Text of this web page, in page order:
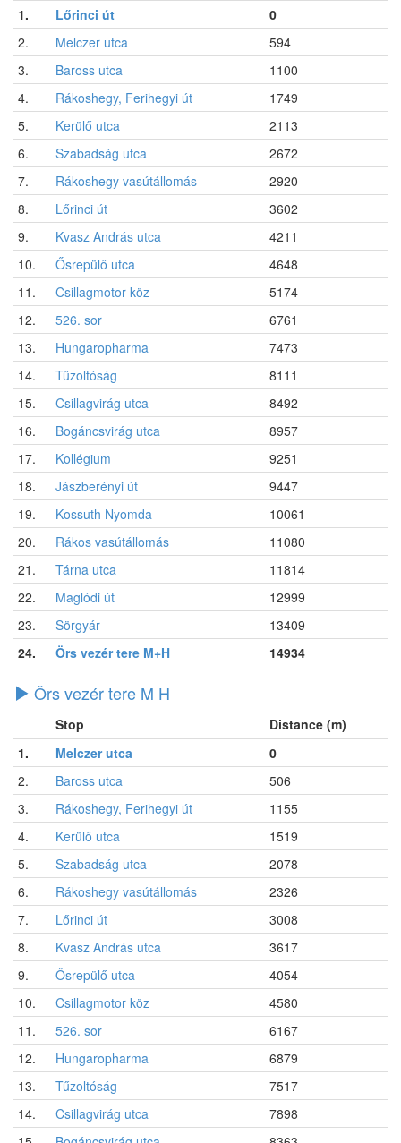
1.
Lőrinci út
0
2.
Melczer utca
594
3.
Baross utca
1100
4.
Rákoshegy, Ferihegyi út
1749
5.
Kerülő utca
2113
6.
Szabadság utca
2672
7.
Rákoshegy vasútállomás
2920
8.
Lőrinci út
3602
9.
Kvasz András utca
4211
10.
Ősrepülő utca
4648
11.
Csillagmotor köz
5174
12.
526. sor
6761
13.
Hungaropharma
7473
14.
Tűzoltóság
8111
15.
Csillagvirág utca
8492
16.
Bogáncsvirág utca
8957
17.
Kollégium
9251
18.
Jászberényi út
9447
19.
Kossuth Nyomda
10061
20.
Rákos vasútállomás
11080
21.
Tárna utca
11814
22.
Maglódi út
12999
23.
Sörgyár
13409
24.
Örs vezér tere M+H 14934
Örs vezér tere M H
Stop
Distance (m)
1.
Melczer utca
0
2.
Baross utca
506
3.
Rákoshegy, Ferihegyi út
1155
4.
Kerülő utca
1519
5.
Szabadság utca
2078
6.
Rákoshegy vasútállomás
2326
7.
Lőrinci út
3008
8.
Kvasz András utca
3617
9.
Ősrepülő utca
4054
10.
Csillagmotor köz
4580
11.
526. sor
6167
12.
Hungaropharma
6879
13.
Tűzoltóság
7517
14.
Csillagvirág utca
7898